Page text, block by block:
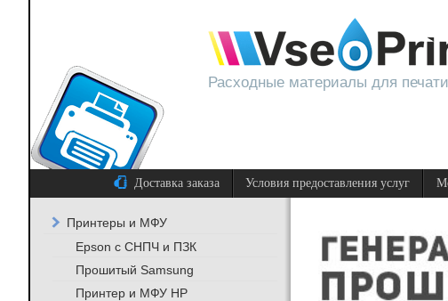
Расходные материалы для
Доставка заказа Условия предоставления услуг
Принтеры и МФУ
Epson с СНПЧ и ПЗК
Прошитый Samsung
Принтер и МФУ HP